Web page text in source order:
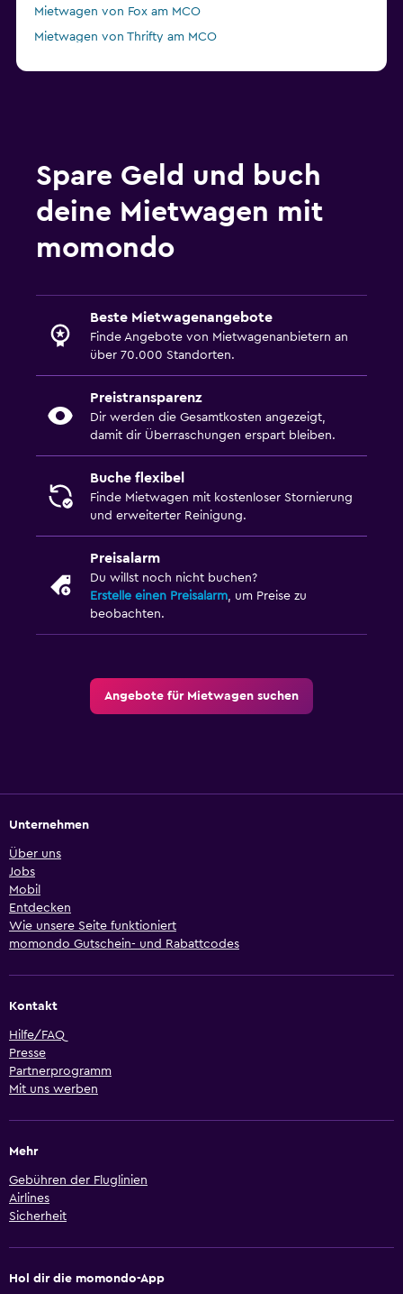
Mietwagen von Fox am MCO
Mietwagen von Thrifty am MCO
Spare Geld und buch
deine Mietwagen mit
momondo
Beste Mietwagenangebote
Finde Angebote von Mietwagenanbietern an
über 70.000 Standorten.
Preistransparenz
Dir werden die Gesamtkosten angezeigt,
damit dir Überraschungen erspart bleiben.
Buche flexibel
Finde Mietwagen mit kostenloser Stornierung
und erweiterter Reinigung.
Preisalarm
Du willst noch nicht buchen?
Erstelle einen Preisalarm, um Preise zu
beobachten.
Angebote für Mietwagen suchen
Unternehmen
Über uns
Jobs
Mobil
Entdecken
Wie unsere Seite funktioniert
momondo Gutschein- und Rabattcodes
Kontakt
Hilfe/FAQ
Presse
Partnerprogramm
Mit uns werben
Mehr
Gebühren der Fluglinien
Airlines
Sicherheit
Hol dir die momondo-App